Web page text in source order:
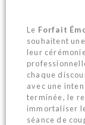
Le Forfait
souhaitent
leur
chaque
avec une
terminée, le
immortaliser
séance de